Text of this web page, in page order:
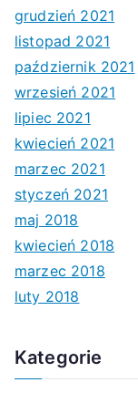
grudzień 2021
listopad 2021
październik 2021
wrzesień 2021
lipiec 2021
kwiecień 2021
marzec 2021
styczeń 2021
maj 2018
kwiecień 2018
marzec 2018
luty 2018
Kategorie